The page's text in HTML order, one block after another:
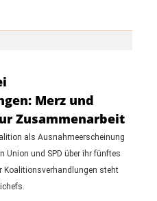
Merz und
Zusammenarbeit
als Ausnahmeerscheinung
Union und SPD über ihr fünftes
Koalitionsverhandlungen steht